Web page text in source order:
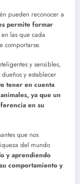
pueden reconocer a
permite formar
en las que cada
comportarse.
y sensibles,
y establecer
tener en cuenta
ya que un
en su
que nos
del mundo
y aprendiendo
comportamiento y